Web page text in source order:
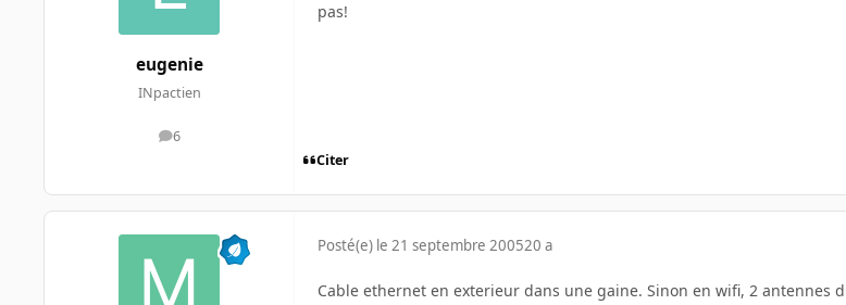
eugenie
INpactien
6
messages
pas!
Citer
Posté(e) le 21 septembre 200520 a
Cable ethernet en exterieur dans une gaine. Sinon en wifi, 2